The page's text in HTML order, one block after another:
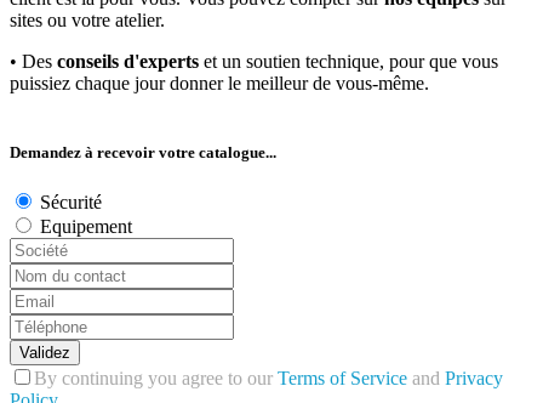
sites ou votre atelier.
• Des conseils d'experts et un soutien technique, pour que vous
puissiez chaque jour donner le meilleur de vous-même.
Demandez à recevoir votre catalogue...
Sécurité
Equipement
Validez
By continuing you agree to our Terms of Service and Privacy